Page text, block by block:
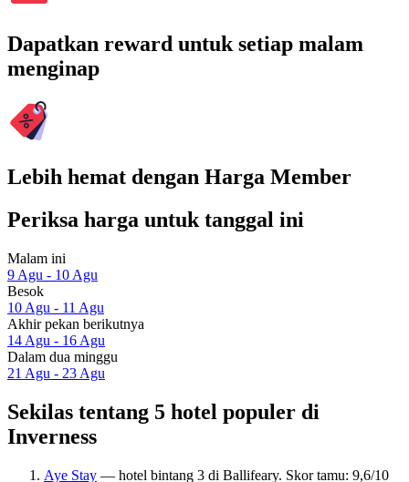
Dapatkan reward untuk setiap malam
menginap
Lebih hemat dengan Harga Member
Periksa harga untuk tanggal ini
Malam ini
9 Agu - 10 Agu
Besok
10 Agu - 11 Agu
Akhir pekan berikutnya
14 Agu - 16 Agu
Dalam dua minggu
21 Agu - 23 Agu
Sekilas tentang 5 hotel populer di
Inverness
Aye Stay — hotel bintang 3 di Ballifeary. Skor tamu: 9,6/10